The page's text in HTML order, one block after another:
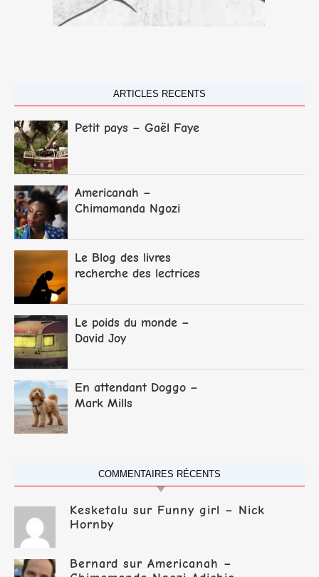
ARTICLES RECENTS
Petit pays – Gaël Faye
Americanah –
Chimamanda Ngozi
Le Blog des livres
recherche des lectrices
Le poids du monde –
David Joy
En attendant Doggo –
Mark Mills
COMMENTAIRES RÉCENTS
Kesketalu sur Funny girl – Nick
Hornby
Bernard sur Americanah –